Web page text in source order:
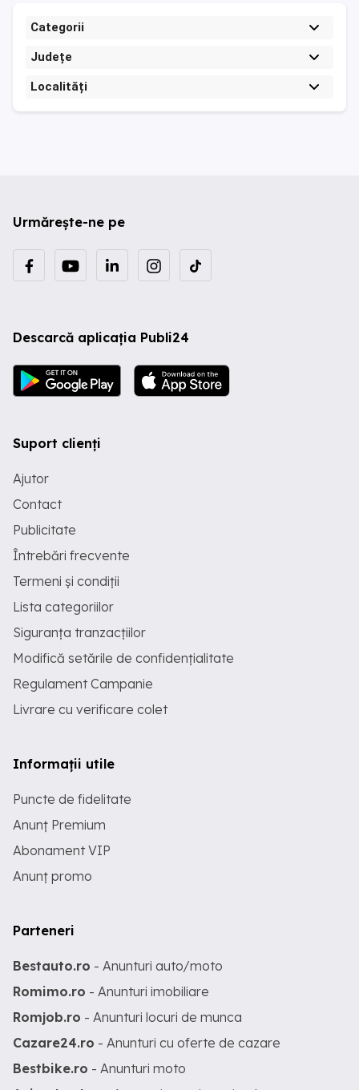
Categorii
Județe
Localități
Urmărește-ne pe
Descarcă aplicația Publi24
Suport clienți
Ajutor
Contact
Publicitate
Întrebări frecvente
Termeni și condiții
Lista categoriilor
Siguranța tranzacțiilor
Modifică setările de confidențialitate
Regulament Campanie
Livrare cu verificare colet
Informații utile
Puncte de fidelitate
Anunț Premium
Abonament VIP
Anunț promo
Parteneri
Bestauto.ro - Anunturi auto/moto
Romimo.ro - Anunturi imobiliare
Romjob.ro - Anunturi locuri de munca
Cazare24.ro - Anunturi cu oferte de cazare
Bestbike.ro - Anunturi moto